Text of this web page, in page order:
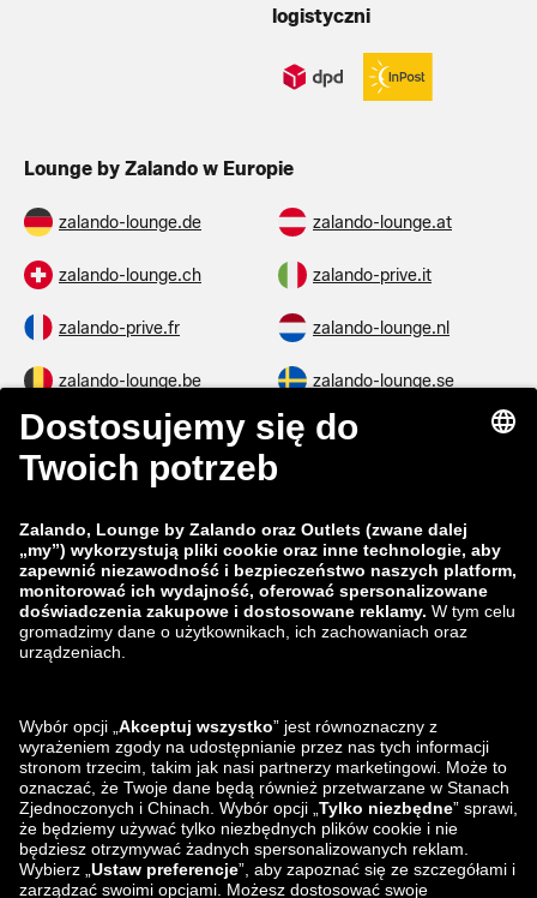
logistyczni
Lounge by Zalando w Europie
zalando-lounge.de zalando-lounge.at
zalando-lounge.ch zalando-prive.it
zalando-prive.fr zalando-lounge.nl
zalando-lounge.be zalando-lounge.se
zalando-lounge.fi zalando-lounge.dk
zalando-lounge.co.uk
zalando-prive.es zalando-lounge.cz
zalando-lounge.lt zalando-lounge.sk
zalando-lounge.ro
zalando-lounge.lu zalando-lounge.ee
zalando-lounge.lv zalando-lounge.no